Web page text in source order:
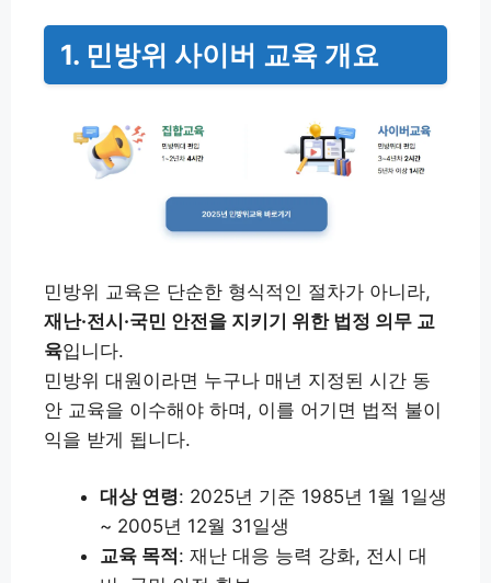
1. 민방위 사이버 교육 개요
민방위 교육은 단순한 형식적인 절차가 아니라,
재난·전시·국민 안전을 지키기 위한 법정 의무 교
육입니다.
민방위 대원이라면 누구나 매년 지정된 시간 동
안 교육을 이수해야 하며, 이를 어기면 법적 불이
익을 받게 됩니다.
대상 연령: 2025년 기준 1985년 1월 1일생
~ 2005년 12월 31일생
교육 목적: 재난 대응 능력 강화, 전시 대